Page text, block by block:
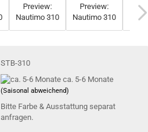
STB-310
ca. 5-6 Monate
(Saisonal abweichend)
Bitte Farbe & Ausstattung separat
anfragen.